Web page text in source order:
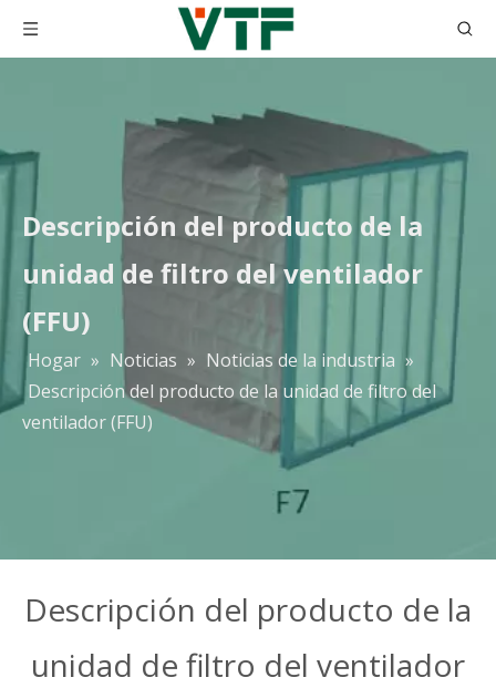
Descripción del producto de la
unidad de filtro del ventilador
(FFU)
Hogar » Noticias » Noticias de la industria »
Descripción del producto de la unidad de filtro del
ventilador (FFU)
Descripción del producto de la
unidad de filtro del ventilador